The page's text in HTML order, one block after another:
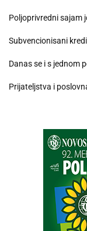
Poljoprivredni sajam
Subvencionisani
Danas se i s jednom
Prijateljstva i